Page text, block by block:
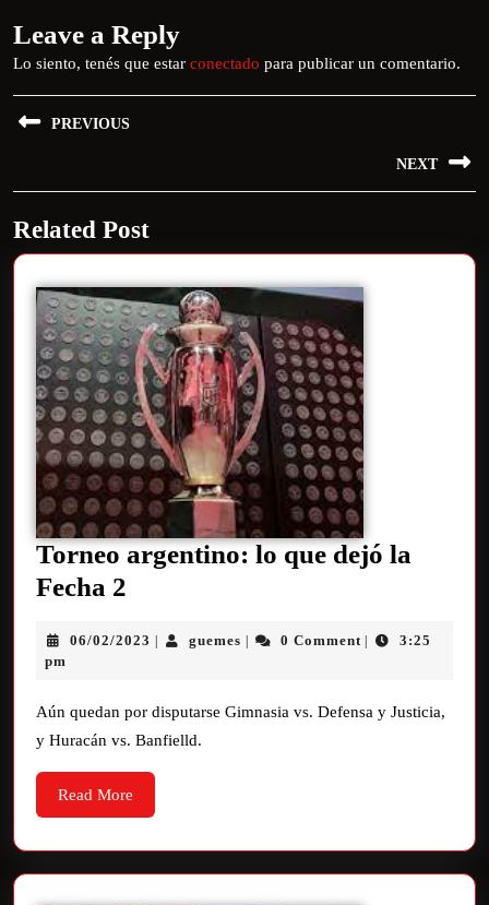
Leave a Reply
Lo siento, tenés que estar conectado para publicar un comentario.
PREVIOUS
NEXT
Related Post
Torneo argentino: lo que dejó la
Fecha 2
06/02/2023 guemes 0 Comment
3:25
pm
Aún quedan por disputarse Gimnasia vs. Defensa y Justicia,
y Huracán vs. Banfielld.
Read More